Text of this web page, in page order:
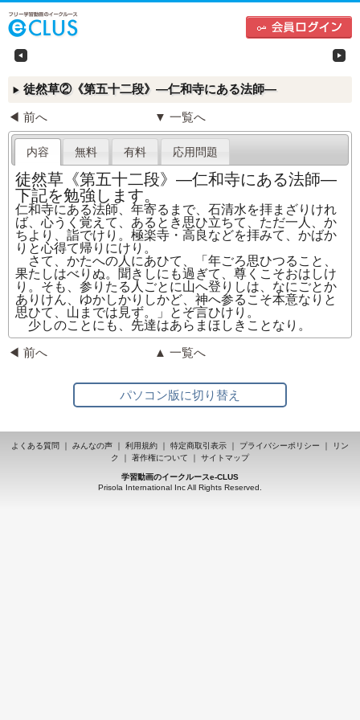
中学生向けフリー学習動画のイークルース（e-
▶ 徒然草②《第五十二段》―仁和寺にある法師―
◀ 前へ ▼ 一覧へ
内容 無料 有料 応用問題
徒然草《第五十二段》―仁和寺にある法師―
下記を勉強します。
仁和寺にある法師、年寄るまで、石清水を拝まざり けれ
ば、心うく覚えて、あるとき思ひ立ちて、ただ一 人、か
ちより、詣でけり。極楽寺・高良などを拝みて、 かばか
りと心得て帰りにけり。
さて、かたへの人にあひて、「年ごろ思ひつること、
果たしはべりぬ。聞きしにも過ぎて、尊くこそおはしけ
り。そも、参りたる人ごとに山へ登りしは、なにごとか
ありけん、ゆかしかりしかど、神へ参るこそ本意なり と
思ひて、山までは見ず。」とぞ言ひけり。
少しのことにも、先達はあらまほしきことなり。
◀ 前へ ▲ 一覧へ
パソコン版に切り替え
よくある質問 みんなの声 利用規約 特定商取引表示 プライバシーポリシー
リン
ク
著作権について サイトマップ
学習動画のイークルースe-CLUS
Prisola International Inc All Rights Reserved.